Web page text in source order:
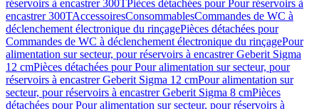
réservoirs à encastrer 300TPièces détachées pour Pour réservoirs à
encastrer 300TAccessoiresConsommablesCommandes de WC à
déclenchement électronique du rinçagePièces détachées pour
Commandes de WC à déclenchement électronique du rinçagePour
alimentation sur secteur, pour réservoirs à encastrer Geberit Sigma
12 cmPièces détachées pour Pour alimentation sur secteur, pour
réservoirs à encastrer Geberit Sigma 12 cmPour alimentation sur
secteur, pour réservoirs à encastrer Geberit Sigma 8 cmPièces
détachées pour Pour alimentation sur secteur, pour réservoirs à